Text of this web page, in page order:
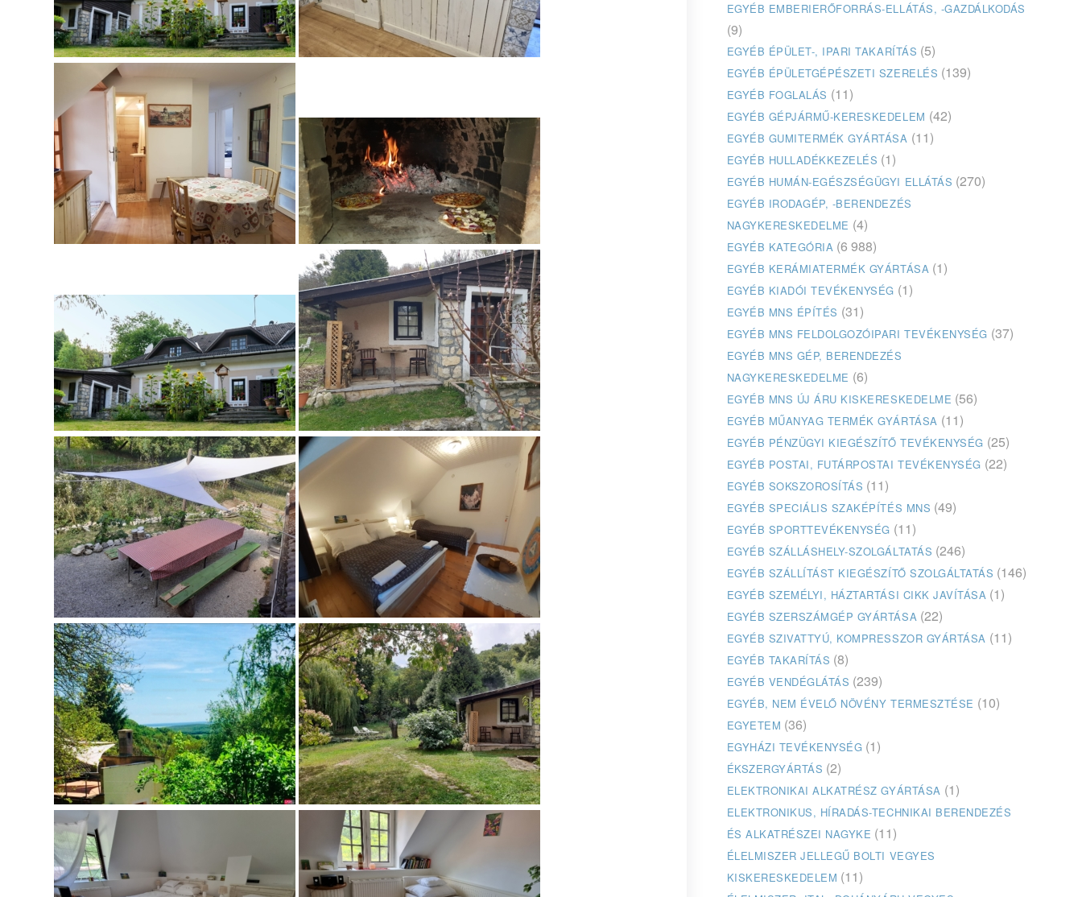
EGYÉB EMBERIERŐFORRÁS-ELLÁTÁS, -GAZDÁLKODÁS
(9)
EGYÉB ÉPÜLET-, IPARI TAKARÍTÁS (5)
EGYÉB ÉPÜLETGÉPÉSZETI SZERELÉS (139)
EGYÉB FOGLALÁS (11)
EGYÉB GÉPJÁRMŰ-KERESKEDELEM (42)
EGYÉB GUMITERMÉK GYÁRTÁSA (11)
EGYÉB HULLADÉKKEZELÉS (1)
EGYÉB HUMÁN-EGÉSZSÉGÜGYI ELLÁTÁS (270)
EGYÉB IRODAGÉP, -BERENDEZÉS
NAGYKERESKEDELME (4)
EGYÉB KATEGÓRIA (6 988)
EGYÉB KERÁMIATERMÉK GYÁRTÁSA (1)
EGYÉB KIADÓI TEVÉKENYSÉG (1)
EGYÉB MNS ÉPÍTÉS (31)
EGYÉB MNS FELDOLGOZÓIPARI TEVÉKENYSÉG (37)
EGYÉB MNS GÉP, BERENDEZÉS
NAGYKERESKEDELME (6)
EGYÉB MNS ÚJ ÁRU KISKERESKEDELME (56)
EGYÉB MŰANYAG TERMÉK GYÁRTÁSA (11)
EGYÉB PÉNZÜGYI KIEGÉSZÍTŐ TEVÉKENYSÉG (25)
EGYÉB POSTAI, FUTÁRPOSTAI TEVÉKENYSÉG (22)
EGYÉB SOKSZOROSÍTÁS (11)
EGYÉB SPECIÁLIS SZAKÉPÍTÉS MNS (49)
EGYÉB SPORTTEVÉKENYSÉG (11)
EGYÉB SZÁLLÁSHELY-SZOLGÁLTATÁS (246)
EGYÉB SZÁLLÍTÁST KIEGÉSZÍTŐ SZOLGÁLTATÁS (146)
EGYÉB SZEMÉLYI, HÁZTARTÁSI CIKK JAVÍTÁSA (1)
EGYÉB SZERSZÁMGÉP GYÁRTÁSA (22)
EGYÉB SZIVATTYÚ, KOMPRESSZOR GYÁRTÁSA (11)
EGYÉB TAKARÍTÁS (8)
EGYÉB VENDÉGLÁTÁS (239)
EGYÉB, NEM ÉVELŐ NÖVÉNY TERMESZTÉSE (10)
EGYETEM (36)
EGYHÁZI TEVÉKENYSÉG (1)
ÉKSZERGYÁRTÁS (2)
ELEKTRONIKAI ALKATRÉSZ GYÁRTÁSA (1)
ELEKTRONIKUS, HÍRADÁS-TECHNIKAI BERENDEZÉS
ÉS ALKATRÉSZEI NAGYKE (11)
ÉLELMISZER JELLEGŰ BOLTI VEGYES
KISKERESKEDELEM (11)